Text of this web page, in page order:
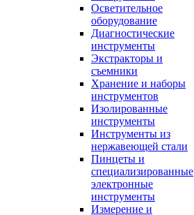
Осветительное
оборудование
Диагностические
инструменты
Экстракторы и
съемники
Хранение и наборы
инструментов
Изолированные
инструменты
Инструменты из
нержавеющей стали
Пинцеты и
специализированные
электронные
инструменты
Измерение и